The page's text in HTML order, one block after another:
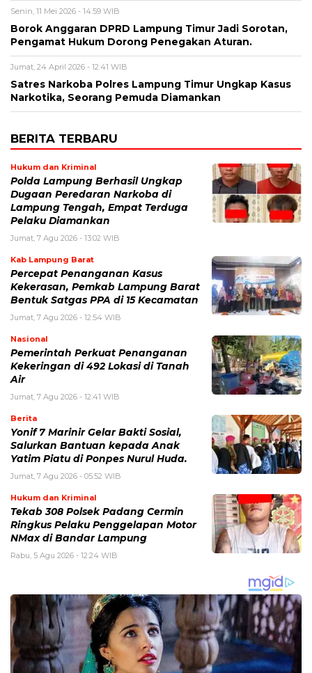
Senin, 11 Mei 2026 - 14:59 WIB
Borok Anggaran DPRD Lampung Timur Jadi Sorotan,
Pengamat Hukum Dorong Penegakan Aturan.
Jumat, 24 April 2026 - 12:41 WIB
Satres Narkoba Polres Lampung Timur Ungkap Kasus
Narkotika, Seorang Pemuda Diamankan
BERITA TERBARU
Hukum dan Kriminal
Polda Lampung Berhasil Ungkap
Dugaan Peredaran Narkoba di
Lampung Tengah, Empat Terduga
Pelaku Diamankan
Jumat, 7 Agu 2026 - 13:02 WIB
Kab Lampung Barat
Percepat Penanganan Kasus
Kekerasan, Pemkab Lampung Barat
Bentuk Satgas PPA di 15 Kecamatan
Jumat, 7 Agu 2026 - 12:54 WIB
Nasional
Pemerintah Perkuat Penanganan
Kekeringan di 492 Lokasi di Tanah
Air
Jumat, 7 Agu 2026 - 12:41 WIB
Berita
Yonif 7 Marinir Gelar Bakti Sosial,
Salurkan Bantuan kepada Anak
Yatim Piatu di Ponpes Nurul Huda.
Jumat, 7 Agu 2026 - 05:52 WIB
Hukum dan Kriminal
Tekab 308 Polsek Padang Cermin
Ringkus Pelaku Penggelapan Motor
NMax di Bandar Lampung
Rabu, 5 Agu 2026 - 12:24 WIB